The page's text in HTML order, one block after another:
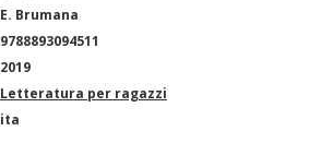
E. Brumana
9788893094511
2019
Letteratura per ragazzi
ita